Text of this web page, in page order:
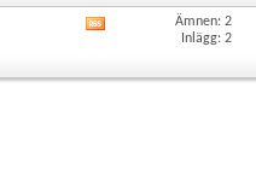
forumets
forumets
Ämnen: 2
Inlägg: 2